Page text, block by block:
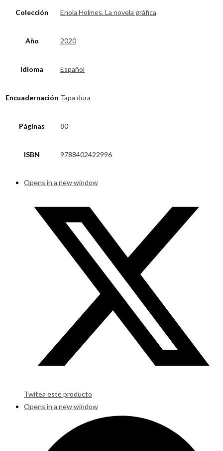
Colección Enola Holmes. La novela gráfica
Año 2020
Idioma Español
Encuadernación Tapa dura
Páginas 80
ISBN 9788402422996
Opens in a new window
Twitea este producto
Opens in a new window